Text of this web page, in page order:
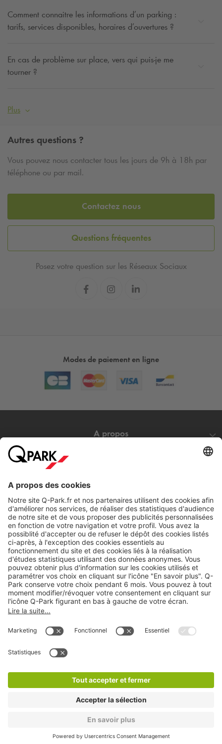
Comment connaitre les informations d’un parking :
tarifs, services disponibles, horaires d’ouvertures ?
En cas de problème sur place, vers qui puis-je me
tourner ?
Plus
Autres questions ?
Vous pouvez nous contacter tous les jours de 9h à 18h par
téléphone ou par mail.
Contactez nous
Questions fréquentes
Posez votre question sur les Réseaux Sociaux
Modes de paiement en ligne
A propos
Nos services
Cookies
Copyright
CGV
Déclaration de confidentialité
stationnement sur place